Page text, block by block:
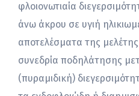
φλοιονωτιαία
άνω άκρου σε υγιή
αποτελέσματα της μελέτης
συνεδρία ποδηλάτησης
(πυραμιδική)